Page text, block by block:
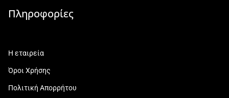
Πληροφορίες
Η εταιρεία
Όροι Χρήσης
Πολιτική Απορρήτου